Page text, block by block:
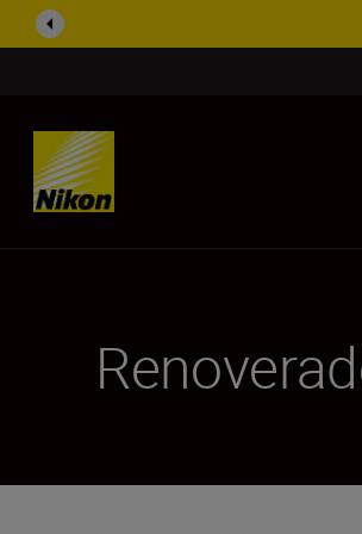
SKIP